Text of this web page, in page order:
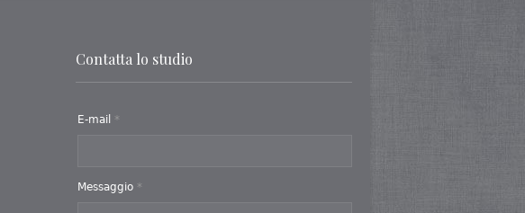
Contatta lo studio
E-mail *
Messaggio *